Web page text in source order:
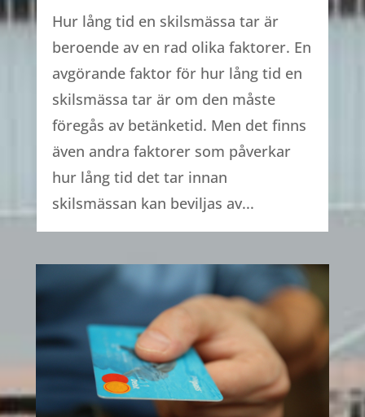
Hur lång tid en skilsmässa tar är
beroende av en rad olika faktorer. En
avgörande faktor för hur lång tid en
skilsmässa tar är om den måste
föregås av betänketid. Men det finns
även andra faktorer som påverkar
hur lång tid det tar innan
skilsmässan kan beviljas av...